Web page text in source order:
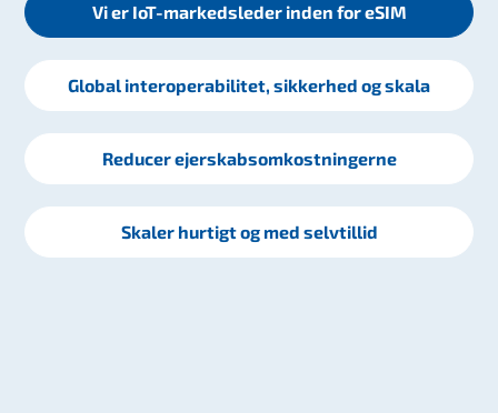
Vi er IoT-markedsleder inden for eSIM
Global interoperabilitet, sikkerhed og skala
Reducer ejerskabsomkostningerne
Skaler hurtigt og med selvtillid